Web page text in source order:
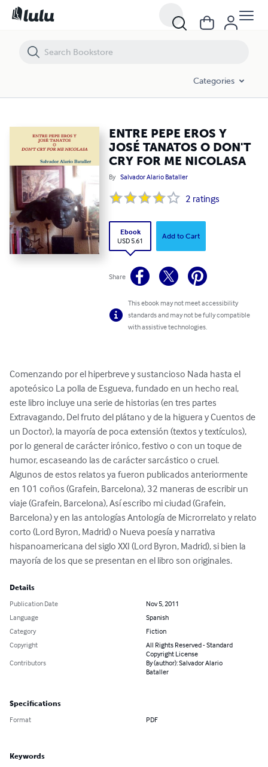
Categories
ENTRE PEPE EROS Y
JOSÉ TANATOS O DON'T
CRY FOR ME NICOLASA
By Salvador Alario Bataller
2 ratings
Ebook
USD 5.61
Add to Cart
Share
This ebook may not meet accessibility
standards and may not be fully compatible
with assistive technologies.
Comenzando por el hiperbreve y sustancioso Nada hasta el
apoteósico La polla de Esgueva, fundado en un hecho real,
este libro incluye una serie de historias (en tres partes
Extravagando, Del fruto del plátano y de la higuera y Cuentos de
un Doctor), la mayoría de poca extensión (textos y textículos),
por lo general de carácter irónico, festivo o con un toque de
humor, escaseando las de carácter sarcástico o cruel.
Algunos de estos relatos ya fueron publicados anteriormente
en 101 coños (Grafein, Barcelona), 32 maneras de escribir un
viaje (Grafein, Barcelona), Así escribo mi ciudad (Grafein,
Barcelona) y en las antologías Antología de Microrrelato y relato
corto (Lord Byron, Madrid) o Nueva poesía y narrativa
hispanoamericana del siglo XXI (Lord Byron, Madrid), si bien la
mayoría de los que se presentan en el libro son originales.
Details
Publication Date
Nov 5, 2011
Language
Spanish
Category
Fiction
Copyright
All Rights Reserved - Standard
Copyright License
Contributors
By (author): Salvador Alario
Bataller
Specifications
Format PDF
Keywords
ENTRE PEPE EROS Y JOSÉ TANATOS O DON'T CRY FOR ME NICOLASA